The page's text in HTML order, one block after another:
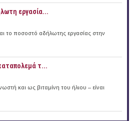
εργασία...
το ποσοστό αδήλωτης εργασίας στην
τ...
και ως βιταμίνη του ήλιου – είναι